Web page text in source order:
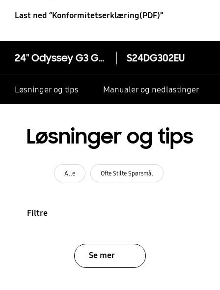
Last ned “Konformitetserklæring(PDF)”
24" Odyssey G3 G30D FHD 180Hz Gamingskjerm S24DG302EU
Løsninger og tips Manualer og nedlastinger
Løsninger og tips
Alle Ofte Stilte Spørsmål
Filtre
Se mer